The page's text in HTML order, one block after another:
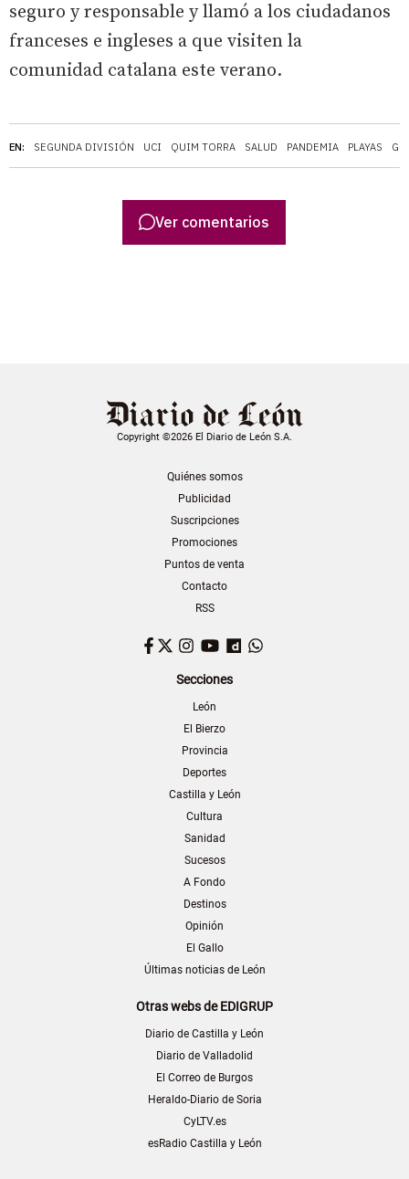
EN: SEGUNDA DIVISIÓN UCI QUIM TORRA SALUD PANDEMIA PLAYAS
seguro y responsable y llamó a los ciudadanos
franceses e ingleses a que visiten la
comunidad catalana este verano.
Ver comentarios
Copyright ©2026 El Diario de León S.A.
Quiénes somos
Publicidad
Suscripciones
Promociones
Puntos de venta
Contacto
RSS
Facebook
TwitterInstagram
YouTubeDailymotion
Secciones
León
El Bierzo
Provincia
Deportes
Castilla y León
Cultura
Sanidad
Sucesos
A Fondo
Destinos
Opinión
El Gallo
Últimas noticias de León
Otras webs de EDIGRUP
Diario de Castilla y León
Diario de Valladolid
El Correo de Burgos
Heraldo-Diario de Soria
CyLTV.es
esRadio Castilla y León